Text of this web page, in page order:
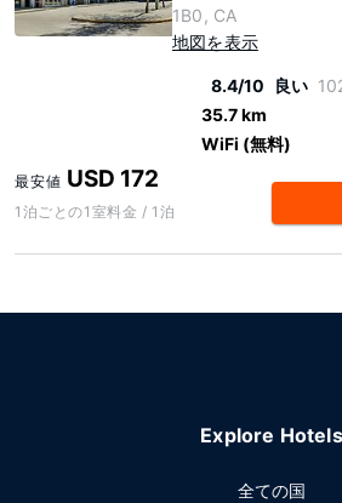
1B0, CA
地図を表示
8.4/10 良い
35.7 km
WiFi (無料)
最安値 USD 172
1泊ごとの1室料金 / 1泊
Explore Hotels
全ての国